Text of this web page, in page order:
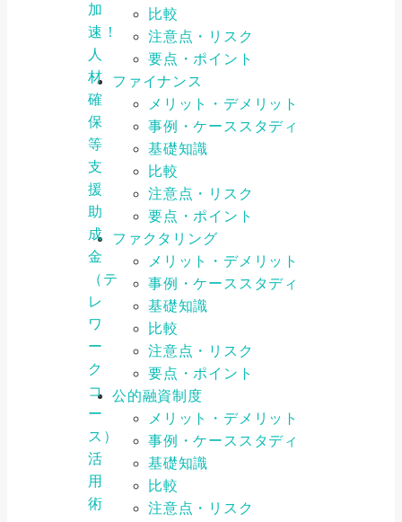
加
速！
人
材
確
保
等
支
援
助
成
金
（テ
レ
ワ
ー
ク
コ
ー
ス）
活
用
術
比較
注意点・リスク
要点・ポイント
ファイナンス
メリット・デメリット
事例・ケーススタディ
基礎知識
比較
注意点・リスク
要点・ポイント
ファクタリング
メリット・デメリット
事例・ケーススタディ
基礎知識
比較
注意点・リスク
要点・ポイント
公的融資制度
メリット・デメリット
事例・ケーススタディ
基礎知識
比較
注意点・リスク